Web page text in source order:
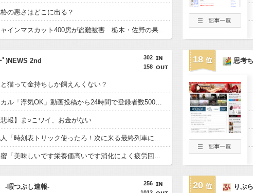
の悪さはどこに出る？
シャインマスカット400房が盗難被害 栃木・佐野の果樹園
302
158
ﾟ)NEWS 2nd
猫って金持ちしか飼えんくない？
ヒカル「浮気OK」動画投稿から24時間で登録者数500万人割れ12万人減、コメント約４万件超
悲報】ま○こワイ、お金がない
犯人「時刻表トリック使ったろ！次に来る最終列車に乗り継ぎすればアリバイ成立や！」
蜂蜜「美味しいです栄養価高いです消化によく疲労回復の効力もあります」←お前らが飲まない理由
18 思考
256
-暇つぶし速報- 20 りぷ